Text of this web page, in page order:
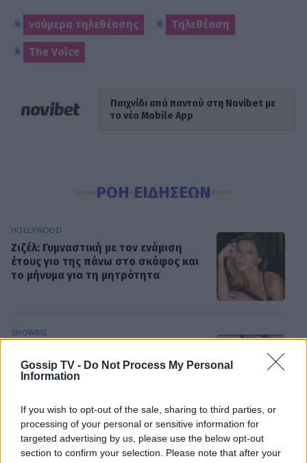
Gossip TV - Do Not Process My Personal
Information
If you wish to opt-out of the sale, sharing to third parties, or
processing of your personal or sensitive information for
targeted advertising by us, please use the below opt-out
section to confirm your selection. Please note that after your
νούμερα τηλεθέασης Τηλεθέαση
The Voice
Παιχνίδι από παντού στη Novibet με
το νέο Mobile App
ΡΟΗ ΕΙΔΗΣΕΩΝ
HOLLYWOOD
Ζιζέλ: Γυμναστική με τον ενάμιση
έτους γιο της πάνω στο σκάφος και
το μήνυμα για τη μητρότητα
SHOWBIZ
Καλογερόπουλο: «Καλή αντάμωση
κάπου στη Φύση» – Το συγκινητικό
SHOWBIZ
Η Ρούλα Κορομηλά αποχαιρετά τον